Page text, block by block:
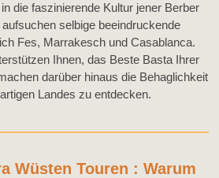
die faszinierende Kultur jener Berber
selbige beeindruckende
Fes, Marrakesch und Casablanca.
Ihnen, das Beste Basta Ihrer
darüber hinaus die Behaglichkeit
Landes zu entdecken.
Wüsten Touren : Warum